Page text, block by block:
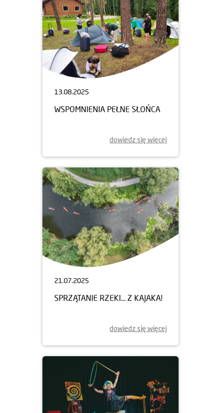
13.08.2025
WSPOMNIENIA PEŁNE SŁOŃCA
dowiedz się więcej
21.07.2025
SPRZĄTANIE RZEKI... Z KAJAKA!
dowiedz się więcej